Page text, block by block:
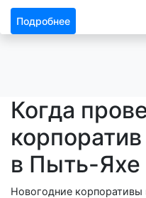
Подробнее
Когда
в Пыть-Яхе
Новогодние